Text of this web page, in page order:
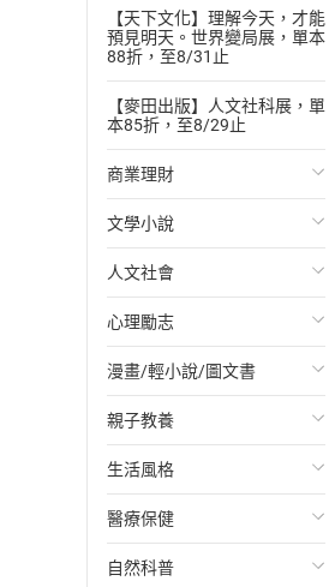
【天下文化】理解今天，才能
預見明天。世界變局展，單本
88折，至8/31止
【麥田出版】人文社科展，單
本85折，至8/29止
商業理財
投資理財
經濟/趨勢
財務/金融
管理/領導
職場工作術
成功法
行銷/廣告
傳記
文學小說
歐美文學
日本文學
韓國文學
華文文學
經典文學
成長/家庭生活小說
懸疑/推理小說
人文社會
國際關係
政治
社會科學
台灣/中國歷史
日/韓歷史
其他歷史/史學
心理勵志
心靈成長/情緒
人際關係
兩性關係
心理學
漫畫/輕小說/圖文書
輕小說
奇幻/科幻
愛情故事
職場/社會寫實
親子教養
教育現場
兒童文學/故事
兒童科普/學習
生活風格
飲食/食譜
健身/美顏
醫療保健
健康/養生
自然科普